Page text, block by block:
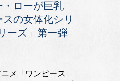
・ローが巨乳
の女体化シリ
ーズ」第一弾
メ「ワンピース